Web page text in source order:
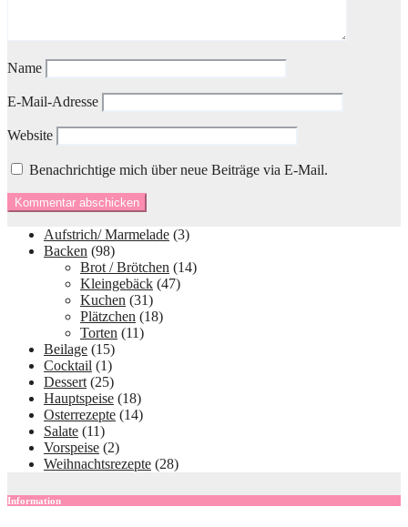
Name
E-Mail-Adresse
Website
Benachrichtige mich über neue Beiträge via E-Mail.
Aufstrich/ Marmelade (3)
Backen (98)
Brot / Brötchen (14)
Kleingebäck (47)
Kuchen (31)
Plätzchen (18)
Torten (11)
Beilage (15)
Cocktail (1)
Dessert (25)
Hauptspeise (18)
Osterrezepte (14)
Salate (11)
Vorspeise (2)
Weihnachtsrezepte (28)
Information